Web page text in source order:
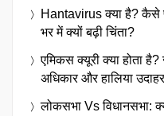
Hantavirus क्या है? कैसे
भर में क्यों बढ़ी चिंता?
एमिकस क्यूरी क्या होता है?
अधिकार और हालिया
लोकसभा Vs विधानसभा: